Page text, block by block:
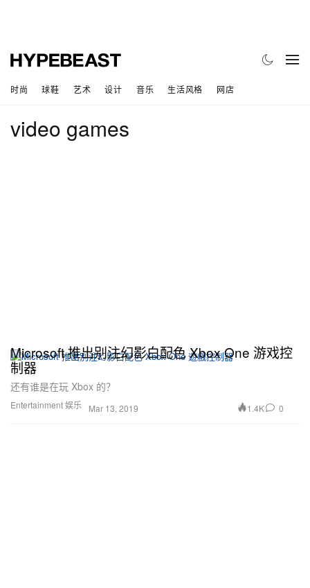
时尚 球鞋 艺术 设计 音乐 生活风格 网店
video games
Entertainment 娱乐
Microsoft 推出别注幻影白配色 Xbox One 游戏控
制器
还有谁是在玩 Xbox 的？
Mar 13, 2019 1.4K 0